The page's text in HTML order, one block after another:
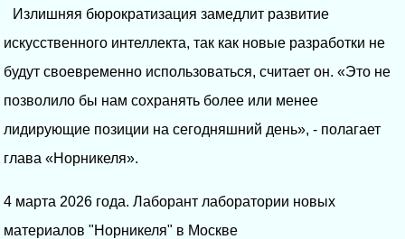
Излишняя бюрократизация замедлит развитие
искусственного интеллекта, так как новые разработки не
будут своевременно использоваться, считает он. «Это не
позволило бы нам сохранять более или менее
лидирующие позиции на сегодняшний день», - полагает
глава «Норникеля».
4 марта 2026 года. Лаборант лаборатории новых
материалов "Норникеля" в Москве